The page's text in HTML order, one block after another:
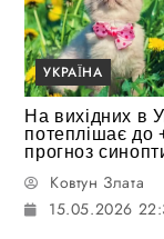
УКРАЇНА
На вихідних в
потеплішає до
прогноз
Ковтун Злата
15.05.2026